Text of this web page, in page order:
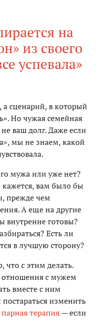
на
из своего
успевала»
а сценарий, в который
Но чужая семейная
ваш долг. Даже если
мы не знаем, какой
мужа или уже нет?
кажется, вам было бы
прежде чем
А еще на другие
внутренне готовы?
Есть ли
в лучшую сторону?
что с этим делать.
отношения с мужем
вместе с ним
изменить
парная терапия— если